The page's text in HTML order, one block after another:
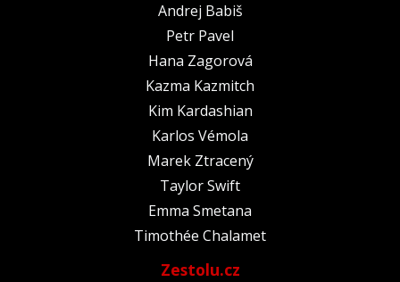
Andrej Babiš
Petr Pavel
Hana Zagorová
Kazma Kazmitch
Kim Kardashian
Karlos Vémola
Marek Ztracený
Taylor Swift
Emma Smetana
Timothée Chalamet
Zestolu.cz